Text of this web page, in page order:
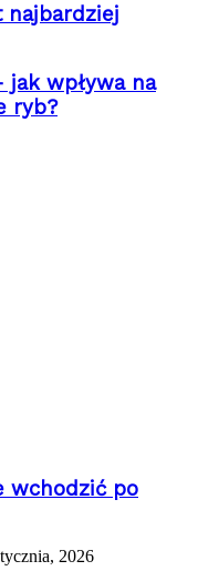
najbardziej
jak wpływa na
ryb?
wchodzić po
2026